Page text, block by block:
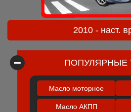
2010 - наст.
ПОПУЛЯРНЫЕ
Масло моторное
Масло АКПП